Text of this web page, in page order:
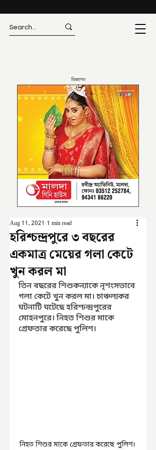
বিজ্ঞাপন
হরিশ্চন্দ্রপুরে ৩ বছরের
একমাত্র মেয়ের গলা কেটে
খুন করল মা
Aug 11, 2021 1 min read
তিন বছরের শিশুকন্যাকে নৃশংসভাবে
গলা কেটে খুন করল মা। চাঞ্চল্যকর
ঘটনাটি ঘটেছে হরিশ্চন্দ্রপুরের
মোহনপুরে। নিহত শিশুর মাকে
গ্রেফতার করেছে পুলিশ।
নিহত শিশুর মাকে গ্রেফতার করেছে পুলিশ।